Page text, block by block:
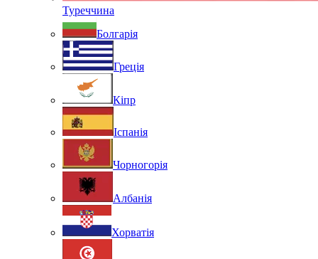
Туреччина
Болгарія
Греція
Кіпр
Іспанія
Чорногорія
Албанія
Хорватія